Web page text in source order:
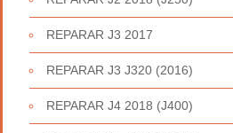
REPARAR J3 2017
REPARAR J3 J320 (2016)
REPARAR J4 2018 (J400)